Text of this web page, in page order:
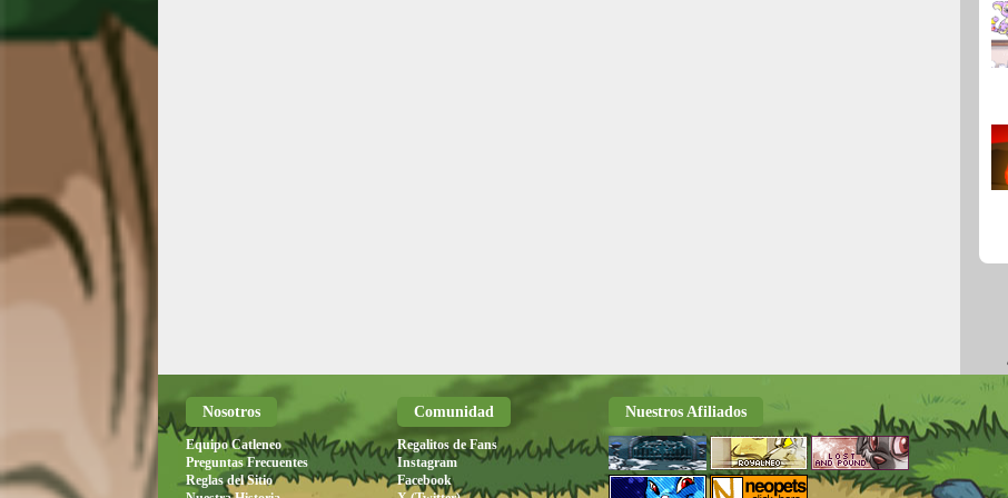
Nosotros
Equipo Catleneo
Preguntas Frecuentes
Reglas del Sitio
Comunidad
Regalitos de Fans
Instagram
Facebook
Nuestros Afiliados